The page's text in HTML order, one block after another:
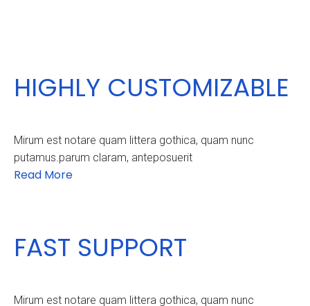
HIGHLY CUSTOMIZABLE
Mirum est notare quam littera gothica, quam nunc
putamus.parum claram, anteposuerit
Read More
FAST SUPPORT
Mirum est notare quam littera gothica, quam nunc